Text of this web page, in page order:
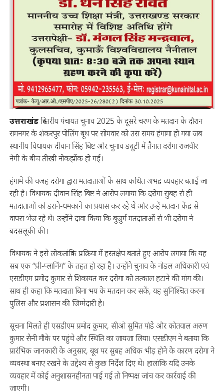
उत्तराखंडत्रिस्तरीय पंचायत चुनाव 2025 के दूसरे चरण के मतदान के दौरान
रामनगर के शंकरपुर पोलिंग बूथ पर सोमवार को उस समय हंगामा हो गया जब
स्थानीय विधायक दीवान सिंह बिष्ट और चुनाव ड्यूटी में तैनात दरोगा राजवीर
नेगी के बीच तीखी नोकझोंक हो गई।
हंगामे की वजह दरोगा द्वारा मतदाताओं के साथ कथित अभद्र व्यवहार बताई जा
रही है। विधायक दीवान सिंह बिष्ट ने आरोप लगाया कि दरोगा सुबह से ही
मतदाताओं को डराने-धमकाने का प्रयास कर रहे थे और उन्हें मतदान केंद्र से
वापस भेज रहे थे। उन्होंने दावा किया कि बुजुर्ग मतदाताओं से भी दरोगा ने
बदसलूकी की।
विधायक ने इसे लोकतांत्रिक प्रक्रिया में हस्तक्षेप बताते हुए आरोप लगाया कि यह
सब एक “प्री-प्लानिंग” के तहत हो रहा है। उन्होंने चुनाव के नोडल अधिकारी एवं
एसडीएम प्रमोद कुमार से शिकायत कर दरोगा को तत्काल हटाने की मांग की।
साथ ही कहा कि मतदाता बिना भय के मतदान कर सकें, यह सुनिश्चित करना
पुलिस और प्रशासन की जिम्मेदारी है।
सूचना मिलते ही एसडीएम प्रमोद कुमार, सीओ सुमित पांडे और कोतवाल अरुण
कुमार सैनी मौके पर पहुंचे और स्थिति का जायजा लिया। एसडीएम ने बताया कि
प्रारंभिक जानकारी के अनुसार, बूथ पर सुबह अधिक भीड़ होने के कारण दरोगा ने
व्यवस्था बनाए रखने के उद्देश्य से कुछ निर्देश दिए थे। हालांकि यदि उनके
व्यवहार में कोई अनुशासनहीनता पाई गई तो निष्पक्ष जांच कर कार्रवाई की
जाएगी।